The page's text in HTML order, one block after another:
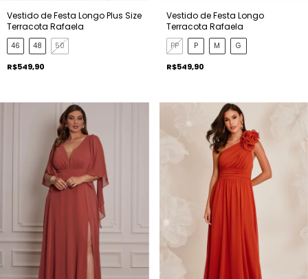
Vestido de Festa Longo Plus Size
Terracota Rafaela
46 48 50
R$549,90
Vestido de Festa Longo
Terracota Rafaela
PP P M G
R$549,90